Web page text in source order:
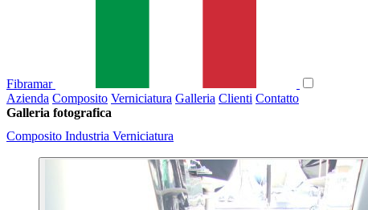
Fibramar
Azienda Composito Verniciatura Galleria Clienti Contatto
Galleria fotografica
Composito Industria Verniciatura